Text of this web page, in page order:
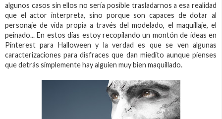
algunos casos sin ellos no sería posible trasladarnos a esa realidad
que el actor interpreta, sino porque son capaces de dotar al
personaje de vida propia a través del modelado, el maquillaje, el
peinado... En estos días estoy recopilando un montón de ideas en
Pinterest para Halloween y la verdad es que se ven algunas
caracterizaciones para disfraces que dan miedito aunque pienses
que detrás simplemente hay alguien muy bien maquillado.